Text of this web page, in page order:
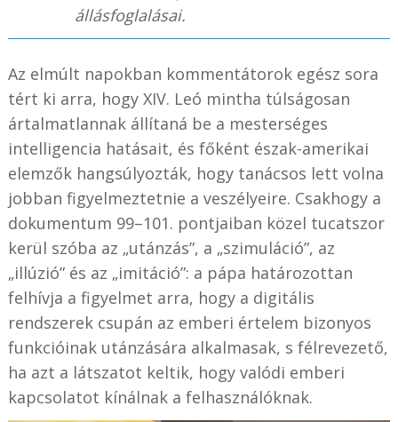
állásfoglalásai.
Az elmúlt napokban kommentátorok egész sora
tért ki arra, hogy XIV. Leó mintha túlságosan
ártalmatlannak állítaná be a mesterséges
intelligencia hatásait, és főként észak-amerikai
elemzők hangsúlyozták, hogy tanácsos lett volna
jobban figyelmeztetnie a veszélyeire. Csakhogy a
dokumentum 99–101. pontjaiban közel tucatszor
kerül szóba az „utánzás”, a „szimuláció”, az
„illúzió” és az „imitáció”: a pápa határozottan
felhívja a figyelmet arra, hogy a digitális
rendszerek csupán az emberi értelem bizonyos
funkcióinak utánzására alkalmasak, s félrevezető,
ha azt a látszatot keltik, hogy valódi emberi
kapcsolatot kínálnak a felhasználóknak.